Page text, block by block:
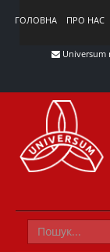
ГОЛОВНА ПРО НАС
Universum